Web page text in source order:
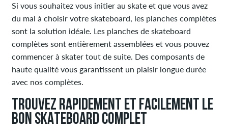
Skate
Cruiser
Skateboards
Longboards
Accessoires
connaissances
et
Si vous souhaitez vous initier au skate et que vous avez
du mal à choisir votre skateboard, les planches complètes
sont la solution idéale. Les planches de skateboard
complètes sont entièrement assemblées et vous pouvez
commencer à skater tout de suite. Des composants de
haute qualité vous garantissent un plaisir longue durée
avec nos complètes.
TROUVEZ RAPIDEMENT ET FACILEMENT LE
BON SKATEBOARD COMPLET